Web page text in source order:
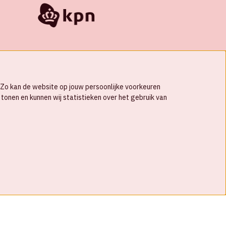
kan de website op jouw persoonlijke voorkeuren
en kunnen wij statistieken over het gebruik van